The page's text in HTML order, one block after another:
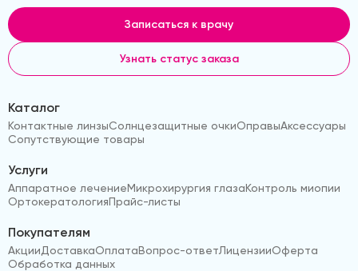
Записаться к врачу
Узнать статус заказа
Каталог
Контактные линзыСолнцезащитные очкиОправыАксессуары
Сопутствующие товары
Услуги
Аппаратное лечениеМикрохирургия глазаКонтроль миопии
ОртокератологияПрайс-листы
Покупателям
АкцииДоставкаОплатаВопрос-ответЛицензииОферта
Обработка данных